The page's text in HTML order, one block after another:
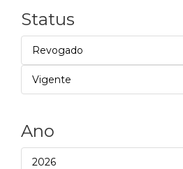
Status
Revogado
Vigente
Ano
2026